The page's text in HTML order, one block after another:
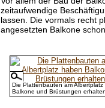
zeitaufwendige
lassen. Die vormals recht
angesetzten Balkone
Die Plattenbauten am
Balkone und Brüstungen